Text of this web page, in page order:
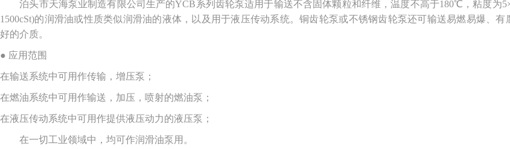
泊头市天海泵业制造有限公司生产的YCB系列齿轮泵适用于输送不含固体颗粒和纤维，温度不高于180℃，粘度为
1500cSt)的润滑油或性质类似润滑油的液体，以及用于液压传动系统。铜齿轮泵或不锈钢齿轮泵还可输送易燃易爆、
好的介质。
● 应用范围
在输送系统中可用作传输，增压泵；
在燃油系统中可用作输送，加压，喷射的燃油泵；
在液压传动系统中可用作提供液压动力的液压泵；
在一切工业领域中，均可作润滑油泵用。